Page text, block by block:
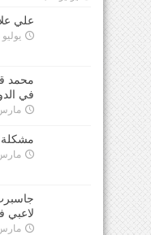
علي
يوليو 8, 2023
محمد
في
مارس 24,
مشكلة
مارس 24,
لاعبي
مارس 24,